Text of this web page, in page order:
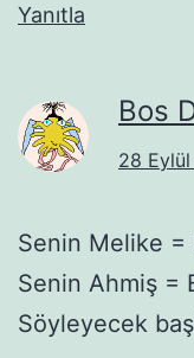
Yanıtla
Bos
28
Senin Melike =
Senin Ahmiş =
Söyleyecek